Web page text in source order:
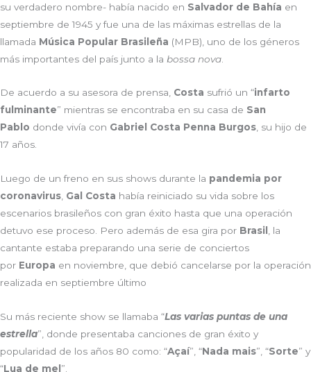
su verdadero nombre- había nacido en Salvador de Bahía en
septiembre de 1945 y fue una de las máximas estrellas de la
llamada Música Popular Brasileña (MPB), uno de los géneros
más importantes del país junto a la bossa nova
De acuerdo a su asesora de prensa, Costa sufrió un “infarto
fulminante” mientras se encontraba en su casa de San
Pablo donde vivía con Gabriel Costa Penna Burgos, su hijo de
17 años.
Luego de un freno en sus shows durante la pandemia por
coronavirus, Gal Costa había reiniciado su vida sobre los
escenarios brasileños con gran éxito hasta que una operación
detuvo ese proceso. Pero además de esa gira por Brasil , la
cantante estaba preparando una serie de conciertos
por Europa en noviembre, que debió cancelarse por la operación
realizada en septiembre último
Su más reciente show se llamaba “Las varias puntas de una
estrella”, donde presentaba canciones de gran éxito y
popularidad de los años 80 como: “Açaí”, “Nada mais”, “Sorte” y
“Lua de mel ”.